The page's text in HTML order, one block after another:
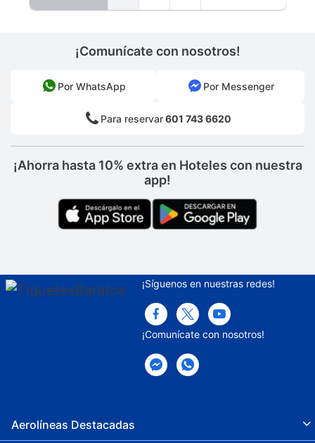
¡Comunícate con nosotros!
Por WhatsApp Por Messenger
Para reservar601 743 6620
¡Ahorra hasta 10% extra en Hoteles con nuestra
app!
¡Síguenos en nuestras redes!
¡Comunícate con nosotros!
Aerolíneas Destacadas